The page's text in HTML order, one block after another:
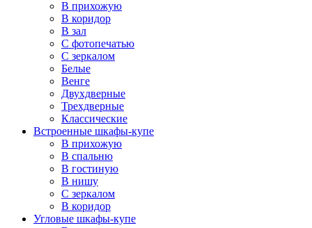
В прихожую
В коридор
В зал
С фотопечатью
С зеркалом
Белые
Венге
Двухдверные
Трехдверные
Классические
Встроенные шкафы-купе
В прихожую
В спальню
В гостиную
В нишу
С зеркалом
В коридор
Угловые шкафы-купе